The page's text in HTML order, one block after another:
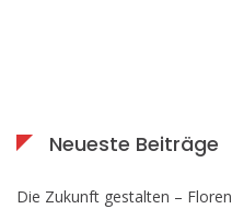
Neueste Beiträge
Die Zukunft gestalten –